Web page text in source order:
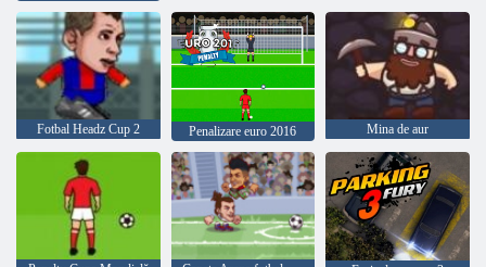
Fotbal Headz Cup 2 Penalizare euro 2016 Mina de aur